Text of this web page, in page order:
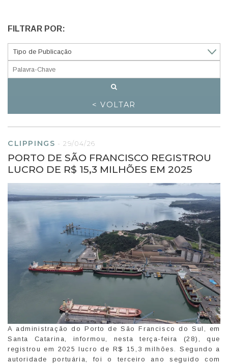
FILTRAR POR:
< VOLTAR
CLIPPINGS - 29/04/26
PORTO DE SÃO FRANCISCO REGISTROU
LUCRO DE R$ 15,3 MILHÕES EM 2025
A administração do Porto de São Francisco do Sul, em
Santa Catarina, informou, nesta terça-feira (28), que
registrou em 2025 lucro de R$ 15,3 milhões. Segundo a
autoridade portuária, foi o terceiro ano seguido com